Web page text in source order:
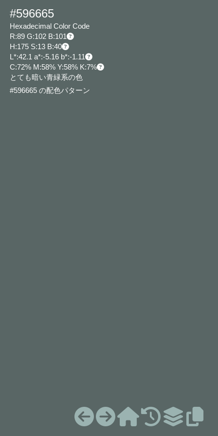
#596665
Hexadecimal Color Code
R:89 G:102 B:101
H:175 S:13 B:40
L*:42.1 a*:-5.16 b*:-1.11
C:72% M:58% Y:58% K:7%
とても暗い青緑系の色
#596665 の配色パターン